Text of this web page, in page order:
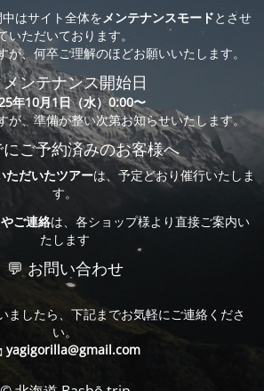
はサイト全体をメンテナンスモードとさせ
いただいております。
が、何卒ご理解のほどお願いいたします。
メンテナンス開始日
年10月1日（水）0:00〜
が、準備が整い次第お知らせいたします。
にご予約済みのお客様へ
ただいたツアーは、予定どおり催行いたしま
す。
ご連絡は、各ショップ様より直接ご案内い
たします
💬 お問い合わせ
ましたら、下記までお気軽にご連絡くださ
い。
yagigorilla@gmail.com